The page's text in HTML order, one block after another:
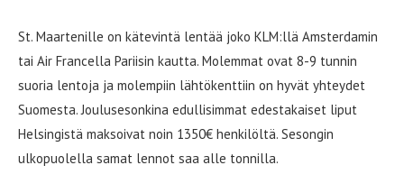
St. Maartenille on kätevintä lentää joko KLM:llä Amsterdamin
tai Air Francella Pariisin kautta. Molemmat ovat 8-9 tunnin
suoria lentoja ja molempiin lähtökenttiin on hyvät yhteydet
Suomesta. Joulusesonkina edullisimmat edestakaiset liput
Helsingistä maksoivat noin 1350€ henkilöltä. Sesongin
ulkopuolella samat lennot saa alle tonnilla.